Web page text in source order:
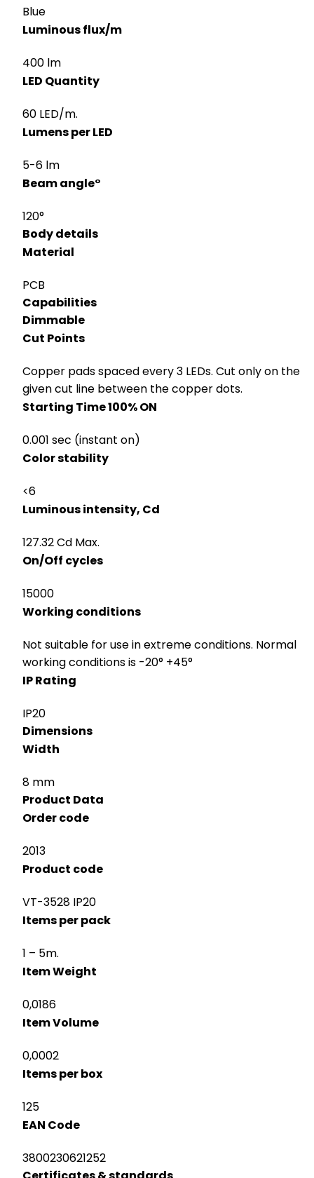
Blue
Luminous flux/m
400 lm
LED Quantity
60 LED/m.
Lumens per LED
5-6 lm
Beam angle°
120°
Body details
Material
PCB
Capabilities
Dimmable
Cut Points
Copper pads spaced every 3 LEDs. Cut only on the
given cut line between the copper dots.
Starting Time 100% ON
0.001 sec (instant on)
Color stability
<6
Luminous intensity, Cd
127.32 Cd Max.
On/Off cycles
15000
Working conditions
Not suitable for use in extreme conditions. Normal
working conditions is -20° +45°
IP Rating
IP20
Dimensions
Width
8 mm
Product Data
Order code
2013
Product code
VT-3528 IP20
Items per pack
1 – 5m.
Item Weight
0,0186
Item Volume
0,0002
Items per box
125
EAN Code
3800230621252